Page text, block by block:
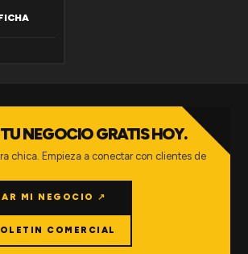
NEGOCIO GRATIS HOY.
chica. Empieza a conectar con clientes de
MI NEGOCIO ↗
COMERCIAL